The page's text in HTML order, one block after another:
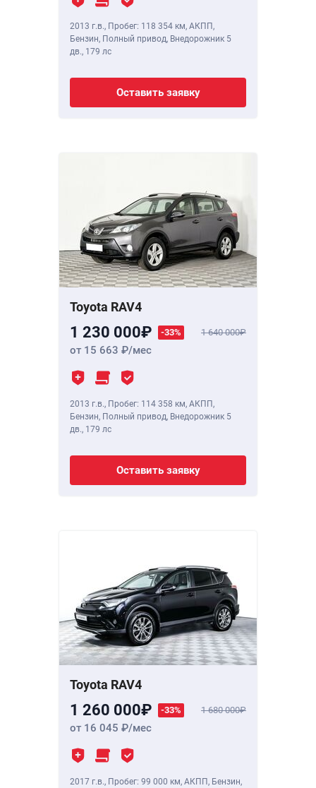
2013 г.в., Пробег: 118 354 км, АКПП,
Бензин, Полный привод, Внедорожник 5
дв., 179 лс
Оставить заявку
Toyota RAV4
1 230 000 -33% 1 640 000
от 15 663 /мес
2013 г.в., Пробег: 114 358 км, АКПП,
Бензин, Полный привод, Внедорожник 5
дв., 179 лс
Оставить заявку
Toyota RAV4
1 260 000 -33% 1 680 000
от 16 045 /мес
2017 г.в., Пробег: 99 000 км, АКПП, Бензин,